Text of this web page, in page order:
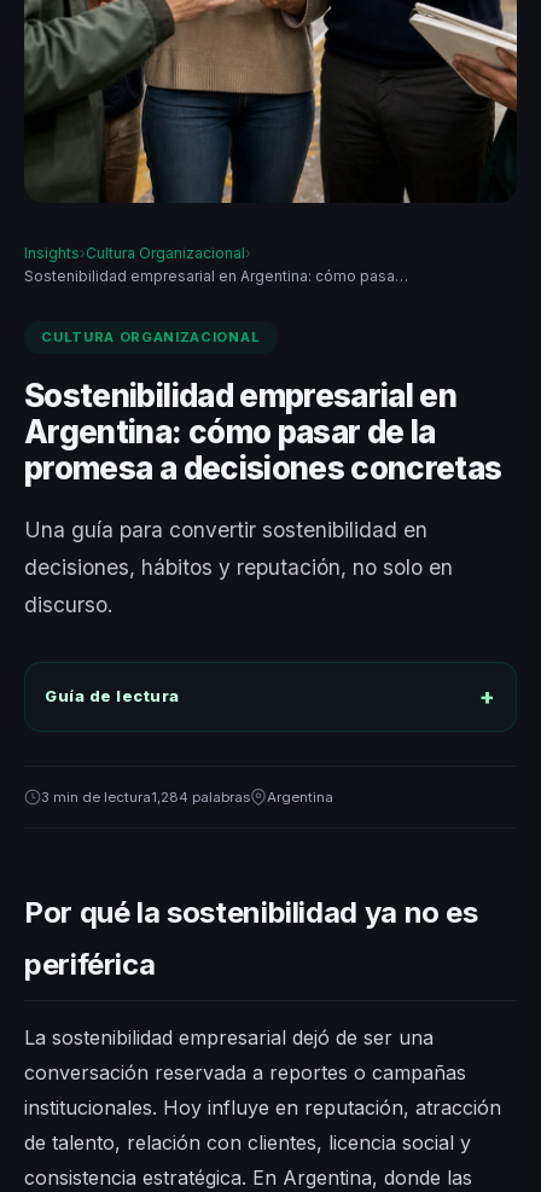
Insights›Cultura Organizacional›
Sostenibilidad empresarial en Argentina: cómo pasa…
CULTURA ORGANIZACIONAL
Sostenibilidad empresarial en
Argentina: cómo pasar de la
promesa a decisiones concretas
Una guía para convertir sostenibilidad en
decisiones, hábitos y reputación, no solo en
discurso.
Guía de lectura
3 min de lectura1,284 palabras Argentina
Por qué la sostenibilidad ya no es
periférica
La sostenibilidad empresarial dejó de ser una
conversación reservada a reportes o campañas
institucionales. Hoy influye en reputación, atracción
de talento, relación con clientes, licencia social y
consistencia estratégica. En Argentina, donde las